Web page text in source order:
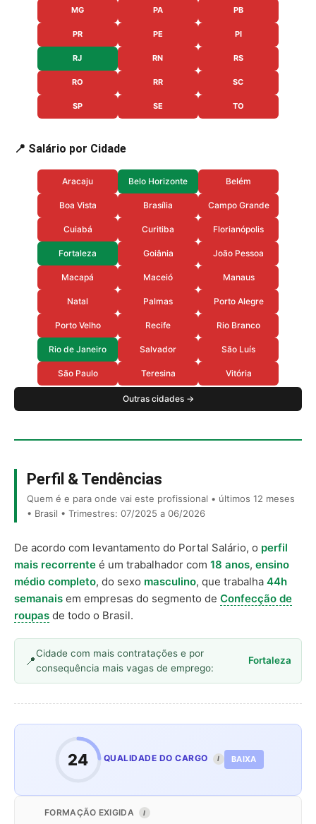
MG PA PB
PR PE PI
RJ RN RS
RO RR SC
SP SE TO
📍 Salário por Cidade
Aracaju Belo Horizonte Belém
Boa Vista Brasília Campo Grande
Cuiabá Curitiba Florianópolis
Fortaleza Goiânia João Pessoa
Macapá Maceió Manaus
Natal Palmas Porto Alegre
Porto Velho Recife Rio Branco
Rio de Janeiro Salvador São Luís
São Paulo Teresina Vitória
Outras cidades →
Perfil & Tendências
Quem é e para onde vai este profissional • últimos 12 meses
• Brasil • Trimestres: 07/2025 a 06/2026
De acordo com levantamento do Portal Salário, o perfil
mais recorrente é um trabalhador com 18 anos, ensino
médio completo, do sexo masculino, que trabalha 44h
semanais em empresas do segmento de Confecção de
roupas de todo o Brasil.
Cidade com mais contratações e por
consequência mais vagas de emprego:
Fortaleza
24 QUALIDADE DO CARGO I BAIXA
FORMAÇÃO EXIGIDA I